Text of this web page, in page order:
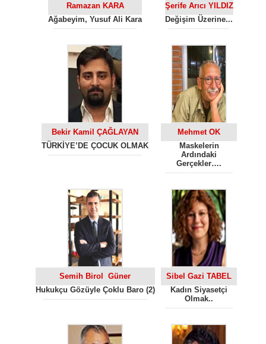
Ramazan KARA
Ağabeyim, Yusuf Ali Kara
Şerife Arıcı YILDIZ
Değişim Üzerine...
Bekir Kamil ÇAĞLAYAN
TÜRKİYE’DE ÇOCUK OLMAK
Mehmet OK
Maskelerin
Ardındaki
Gerçekler….
Semih Birol Güner
Hukukçu Gözüyle Çoklu Baro (2)
Sibel Gazi TABEL
Kadın Siyasetçi
Olmak..